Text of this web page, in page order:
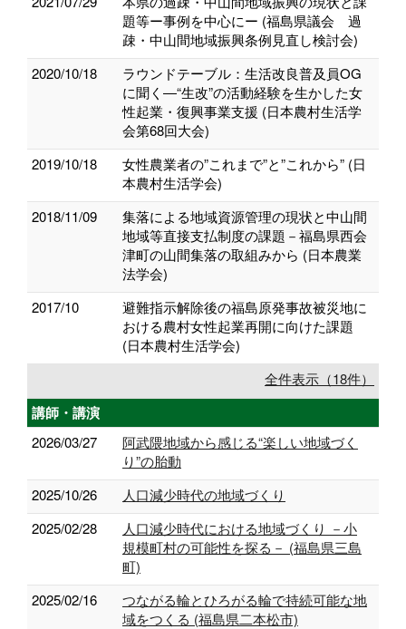
題等ー事例を中心にー (福島県議会 過
疎・中山間地域振興条例見直し検討会)
2020/10/18
ラウンドテーブル：生活改良普及員OG
に聞く―“生改”の活動経験を生かした女
性起業・復興事業支援 (日本農村生活学
会第68回大会)
2019/10/18
女性農業者の”これまで”と”これから” (日
本農村生活学会)
2018/11/09
集落による地域資源管理の現状と中山間
地域等直接支払制度の課題－福島県西会
津町の山間集落の取組みから (日本農業
法学会)
2017/10
避難指示解除後の福島原発事故被災地に
おける農村女性起業再開に向けた課題
(日本農村生活学会)
全件表示（18件）
講師・講演
2026/03/27
阿武隈地域から感じる“楽しい地域づく
り”の胎動
2025/10/26
人口減少時代の地域づくり
2025/02/28
人口減少時代における地域づくり －小
規模町村の可能性を探る－ (福島県三島
町)
2025/02/16
つながる輪とひろがる輪で持続可能な地
域をつくる (福島県二本松市)